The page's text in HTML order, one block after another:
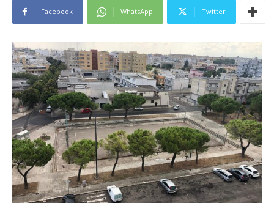
Facebook WhatsApp Twitter